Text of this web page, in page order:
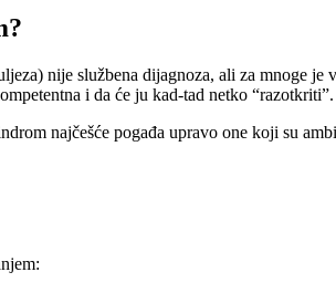
nije službena dijagnoza, ali za mnoge
i da će ju kad-tad netko “razotkriti”.
najčešće pogađa upravo one koji su